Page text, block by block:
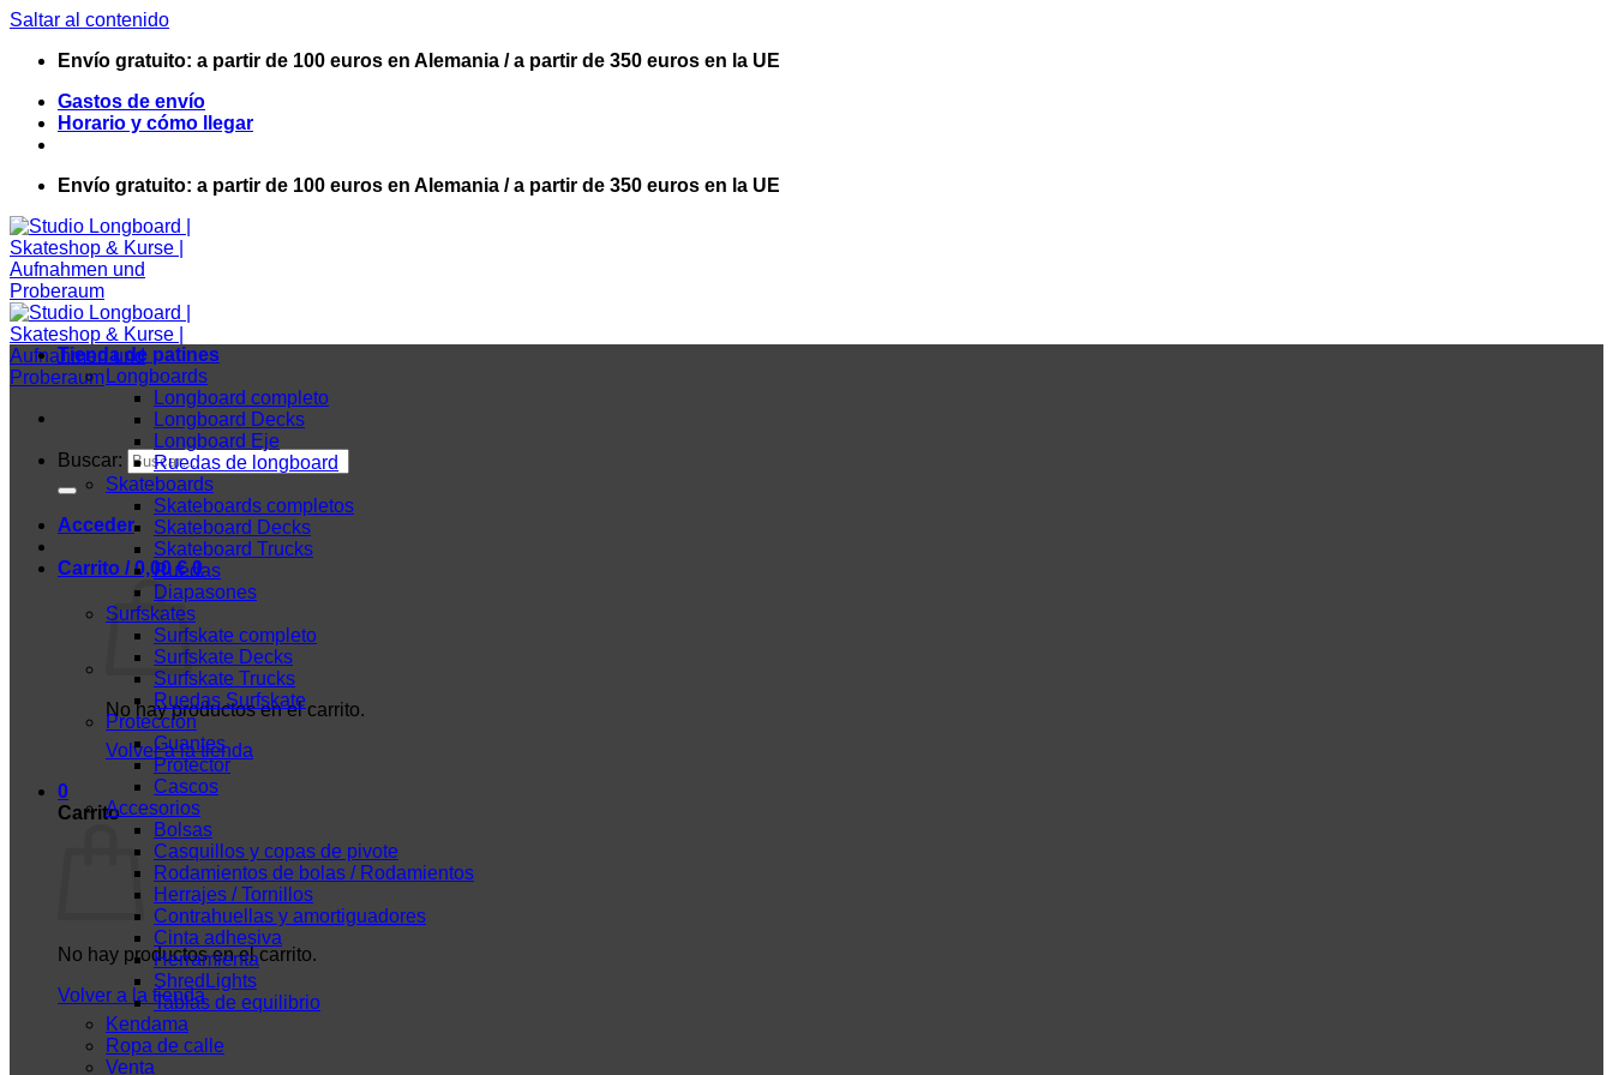
Saltar al contenido
Envío gratuito: a partir de 100 euros en Alemania / a partir de 350 euros en la UE
Gastos de envío
Horario y cómo llegar
Envío gratuito: a partir de 100 euros en Alemania / a partir de 350 euros en la UE
Buscar:
Acceder
Carrito /0,00€ 0
No hay productos en el carrito.
Volver a la tienda
0
Carrito
No hay productos en el carrito.
Volver a la tienda
Tienda de patines
Longboards
Longboard completo
Longboard Decks
Longboard Eje
Ruedas de longboard
Skateboards
Skateboards completos
Skateboard Decks
Skateboard Trucks
Ruedas
Diapasones
Surfskates
Surfskate completo
Surfskate Decks
Surfskate Trucks
Ruedas Surfskate
Protección
Guantes
Protector
Cascos
Accesorios
Bolsas
Casquillos y copas de pivote
Rodamientos de bolas / Rodamientos
Herrajes / Tornillos
Contrahuellas y amortiguadores
Cinta adhesiva
Herramienta
ShredLights
Tablas de equilibrio
Kendama
Ropa de calle
Venta